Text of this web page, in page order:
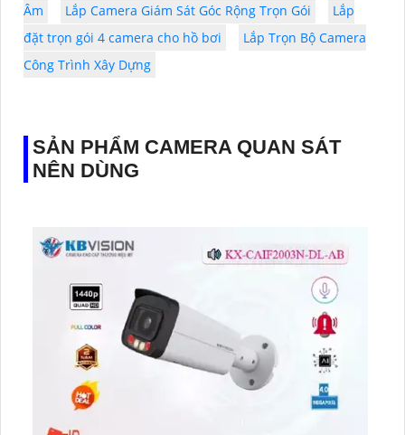
Âm
Lắp Camera Giám Sát Góc Rộng Trọn Gói
Lắp
đặt trọn gói 4 camera cho hồ bơi
Lắp Trọn Bộ Camera
Công Trình Xây Dựng
SẢN PHẨM CAMERA QUAN SÁT
NÊN DÙNG